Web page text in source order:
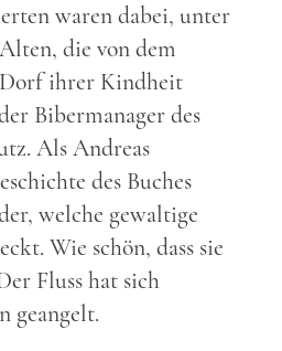
waren dabei, unter
die von dem
ihrer Kindheit
Bibermanager des
Als Andreas
des Buches
welche gewaltige
Wie schön, dass sie
Fluss hat sich
geangelt.